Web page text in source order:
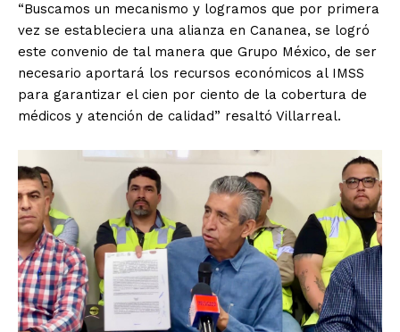
“Buscamos un mecanismo y logramos que por primera
vez se estableciera una alianza en Cananea, se logró
este convenio de tal manera que Grupo México, de ser
necesario aportará los recursos económicos al IMSS
para garantizar el cien por ciento de la cobertura de
médicos y atención de calidad” resaltó Villarreal.